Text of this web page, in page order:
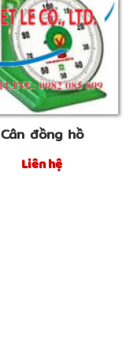
Cân đồng hồ
Liên hệ